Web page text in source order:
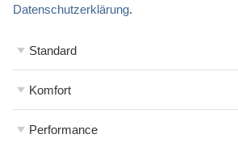
Datenschutzerklärung.
Standard
Komfort
Performance